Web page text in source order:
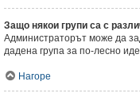
Защо някои групи са с
Администраторът може да
дадена група за по-лесно
Нагоре